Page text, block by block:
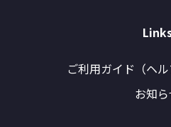
ご利用ガイド（ヘル
お知